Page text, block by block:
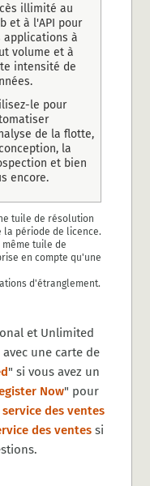
illimité au
et à l'API pour
applications à
volume et à
intensité de
le pour
de la flotte,
la
et bien
encore.
tuile de résolution
la période de licence.
tuile de
en compte qu'une
d'étranglement.
et Unlimited
une carte de
" si vous avez un
Now" pour
des ventes
des ventes si